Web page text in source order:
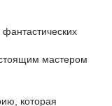
мастером
которая